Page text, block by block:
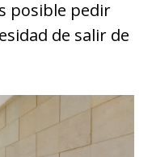
posible pedir
de salir de